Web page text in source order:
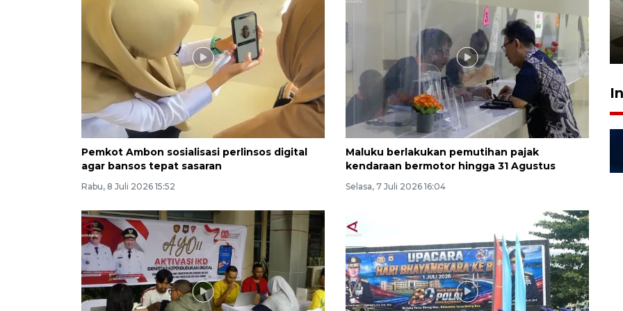
Pemkot Ambon sosialisasi perlinsos digital
agar bansos tepat sasaran
Rabu, 8 Juli 2026 15:52
Maluku berlakukan pemutihan pajak
kendaraan bermotor hingga 31 Agustus
Selasa, 7 Juli 2026 16:04
ruang pada anak di lembaga
pembinaan
23 Juli 2026 14:28